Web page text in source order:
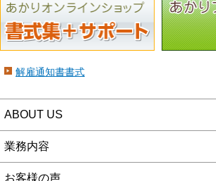
解雇通知書書式
ABOUT US
業務内容
お客様の声